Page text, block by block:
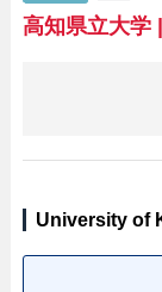
WelfareatauFakultas
informasi yang
mancanegara,
jalan, dan lainnya.
高知県立大学|
University of